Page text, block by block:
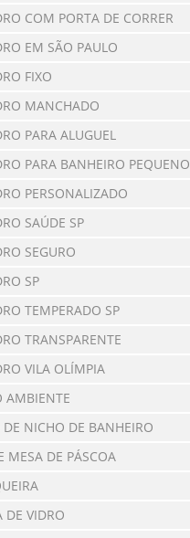
COM PORTA DE CORRER
EM SÃO PAULO
FIXO
MANCHADO
PARA ALUGUEL
PARA BANHEIRO PEQUENO
PERSONALIZADO
SAÚDE SP
SEGURO
SP
TEMPERADO SP
TRANSPARENTE
VILA OLÍMPIA
AMBIENTE
NICHO DE BANHEIRO
MESA DE PÁSCOA
DE VIDRO